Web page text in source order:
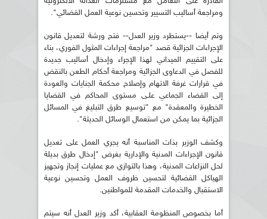
ومراجعة أساليب التسيير وتحسين نوعية العمل القضائي".
وتم أيضا --يستطرد وزير العدل-- فتح ورشة لتعديل قانون
الإجراءات الجزائية قصد "مراجعة إجراءات المثول الفوري، بناء
على التقييم الميداني لهذا الإجراء وإدخال أساليب جديدة
للفصل في الدعاوى الجزائية ومراجعة أحكام الطعن بالنقض
في قرارات غرفة الاتهام وإصلاح محكمة الجنايات والعودة
إلى القضاء الجماعي علـى مستوى المحاكم في القضايا
الخطيرة والمعقدة" مع "توسيع طرق التبليغ في المسائل
الجزائية بما يمكن من استعمال الوسائل الحديثة".
وكشف الوزير بذات المناسبة أنه يجري العمل على تعديل
قانون الإجراءات المدنية والإدارية بغرض "إدخال طرق بديلة
لحل النزاعات المدنية، وهذا بالتوازي مع عمليات إنجاز وتجهيز
الهياكل القضائية لتحسين ظروف العمل وتحسين نوعية
الاستقبال والخدمات المقدمة للمواطنين.
أما بخصوص المنظومة العقابية، أكد وزير العدل أنه سيتم